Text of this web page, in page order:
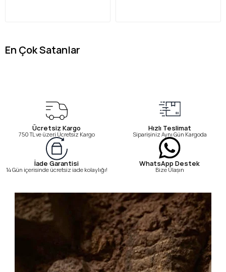
En Çok Satanlar
Ücretsiz Kargo
750 TL ve üzeri Ücretsiz Kargo
Hızlı Teslimat
Siparişiniz Aynı Gün Kargoda
İade Garantisi
14 Gün içerisinde ücretsiz iade kolaylığı!
WhatsApp Destek
Bize Ulaşın